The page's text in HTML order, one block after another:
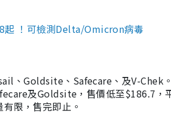
起 ！可檢測Delta/Omicron病毒
、Goldsite、Safecare、及V-Chek
及Goldsite，售價低至$186.7，
限，售完即止。